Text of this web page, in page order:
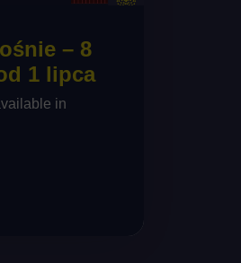
– 8
1 lipca
in